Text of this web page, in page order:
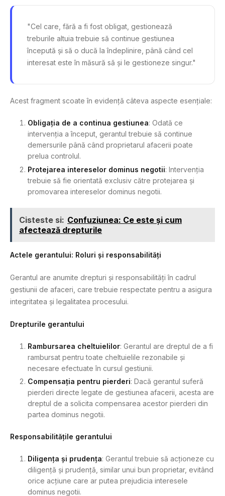
"Cel care, fără a fi fost obligat, gestionează
treburile altuia trebuie să continue gestiunea
începută și să o ducă la îndeplinire, până când cel
interesat este în măsură să și le gestioneze singur."
Acest fragment scoate în evidență câteva aspecte esențiale:
Obligația de a continua gestiunea: Odată ce
intervenția a început, gerantul trebuie să continue
demersurile până când proprietarul afacerii poate
prelua controlul.
Protejarea intereselor dominus negotii: Intervenția
trebuie să fie orientată exclusiv către protejarea și
promovarea intereselor dominus negotii.
Cisteste si: Confuziunea: Ce este și cum
afectează drepturile
Actele gerantului: Roluri și responsabilități
Gerantul are anumite drepturi și responsabilități în cadrul
gestiunii de afaceri, care trebuie respectate pentru a asigura
integritatea și legalitatea procesului.
Drepturile gerantului
Rambursarea cheltuielilor: Gerantul are dreptul de a fi
rambursat pentru toate cheltuielile rezonabile și
necesare efectuate în cursul gestiunii.
Compensația pentru pierderi: Dacă gerantul suferă
pierderi directe legate de gestiunea afacerii, acesta are
dreptul de a solicita compensarea acestor pierderi din
partea dominus negotii.
Responsabilitățile gerantului
Diligența și prudența: Gerantul trebuie să acționeze cu
diligență și prudență, similar unui bun proprietar, evitând
orice acțiune care ar putea prejudicia interesele
dominus negotii.